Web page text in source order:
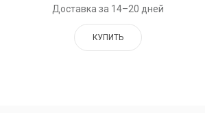
Доставка за 14–20 дней
КУПИТЬ